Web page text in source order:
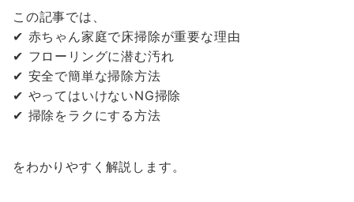
この記事では、
✔ 赤ちゃん家庭で床掃除が重要な理由
✔ フローリングに潜む汚れ
✔ 安全で簡単な掃除方法
✔ やってはいけないNG掃除
✔ 掃除をラクにする方法
をわかりやすく解説します。